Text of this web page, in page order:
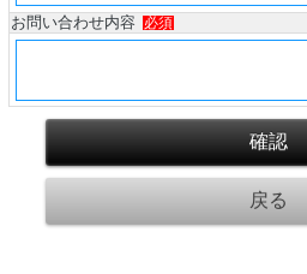
お問い合わせ内容
必須